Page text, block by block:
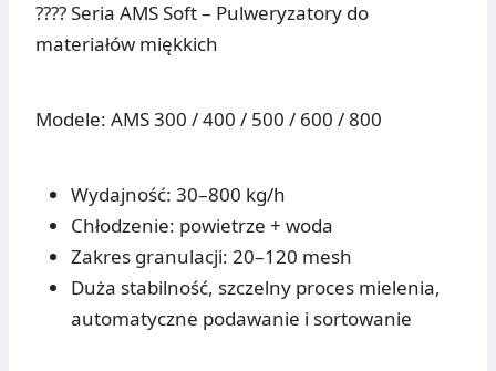
???? Seria AMS Soft – Pulweryzatory do
materiałów miękkich
Modele: AMS 300 / 400 / 500 / 600 / 800
Wydajność: 30–800 kg/h
Chłodzenie: powietrze + woda
Zakres granulacji: 20–120 mesh
Duża stabilność, szczelny proces mielenia,
automatyczne podawanie i sortowanie